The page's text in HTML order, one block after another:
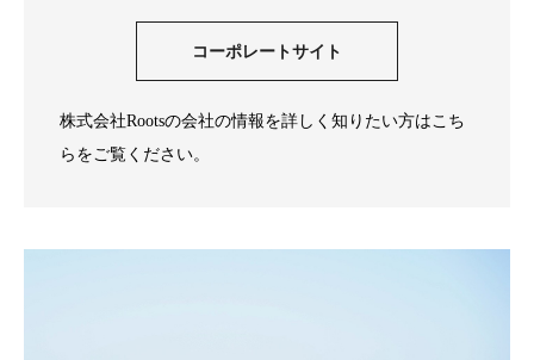
コーポレートサイト
株式会社Rootsの会社の情報を詳しく知りたい方はこち
らをご覧ください。